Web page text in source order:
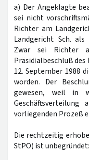
a) Der Angeklagte
sei nicht
Richter am
Landgericht Sch.
Zwar sei Richter
Präsidialbeschluß
12. September 1988
worden. Der
gewesen, weil in
vorliegenden Prozeß
Die rechtzeitig
StPO) ist unbegründet: